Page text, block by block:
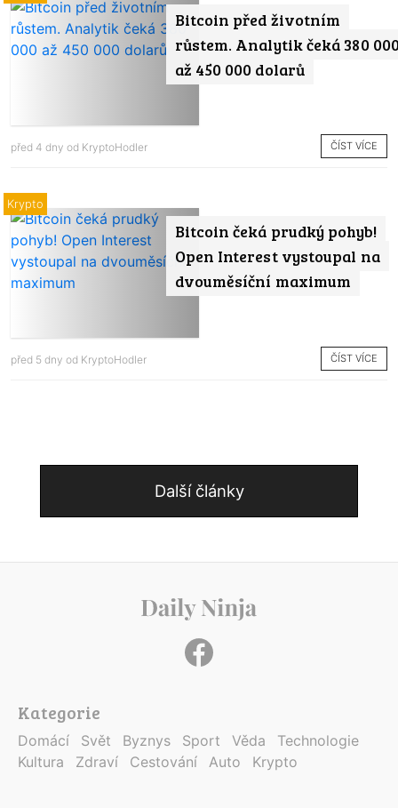
Bitcoin před životním
růstem. Analytik čeká 380
až 450 000 dolarů
před 4 dny od KryptoHodler ČÍST VÍCE
Bitcoin čeká prudký pohyb!
Open Interest vystoupal na
dvouměsíční maximum
Krypto
před 5 dny od KryptoHodler ČÍST VÍCE
Další články
Kategorie
Domácí Svět Byznys Sport Věda
Technologie
Kultura
Zdraví Cestování Auto Krypto